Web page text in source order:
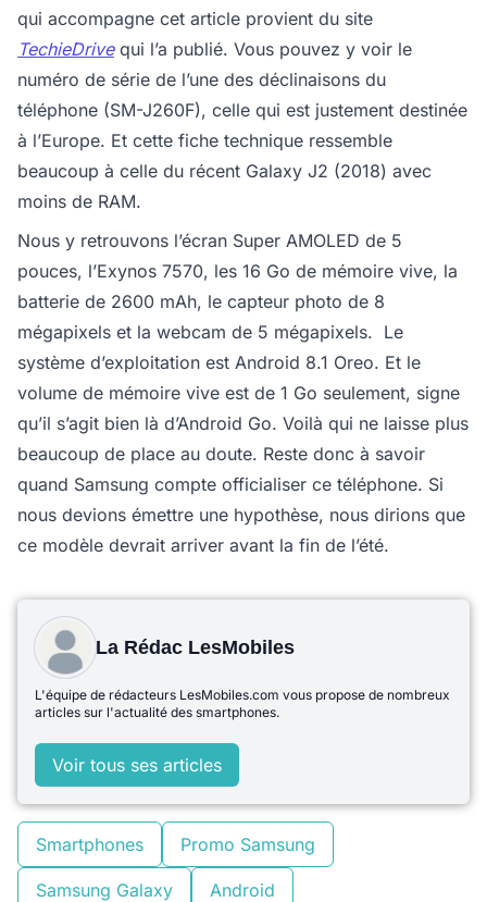
qui accompagne cet article provient du site
TechieDrivequi l’a publié. Vous pouvez y voir le
numéro de série de l’une des déclinaisons du
téléphone (SM-J260F), celle qui est justement destinée
à l’Europe. Et cette fiche technique ressemble
beaucoup à celle du récent Galaxy J2 (2018) avec
moins de RAM.
Nous y retrouvons l’écran Super AMOLED de 5
pouces, l’Exynos 7570, les 16 Go de mémoire vive, la
batterie de 2600 mAh, le capteur photo de 8
mégapixels et la webcam de 5 mégapixels. Le
système d’exploitation est Android 8.1 Oreo. Et le
volume de mémoire vive est de 1 Go seulement, signe
qu’il s’agit bien là d’Android Go. Voilà qui ne laisse plus
beaucoup de place au doute. Reste donc à savoir
quand Samsung compte officialiser ce téléphone. Si
nous devions émettre une hypothèse, nous dirions que
ce modèle devrait arriver avant la fin de l’été.
La Rédac LesMobiles
L'équipe de rédacteurs LesMobiles.com vous propose de nombreux
articles sur l'actualité des smartphones.
Voir tous ses articles
Smartphones Promo Samsung
Samsung Galaxy Android